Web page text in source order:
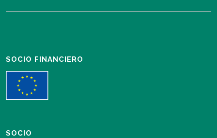
SOCIO FINANCIERO
SOCIO